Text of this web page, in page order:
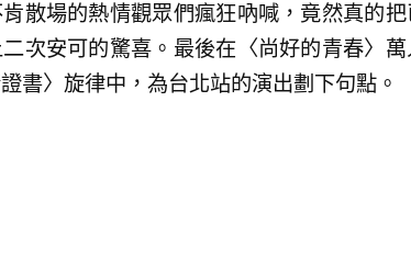
散場的熱情觀眾們瘋狂吶喊，竟然真的
次安可的驚喜。最後在〈尚好的青春〉
書〉旋律中，為台北站的演出劃下句點。